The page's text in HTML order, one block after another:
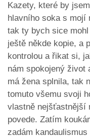
Kazety, které by
hlavního soka s mojí
tak ty bych sice
ještě někde kopie, a
kontrolou a řikat si,
nám spokojený život
má žena splnila, tak
tomuto všemu svoji
vlastně nejšťastnější
povede. Zatím
zadám